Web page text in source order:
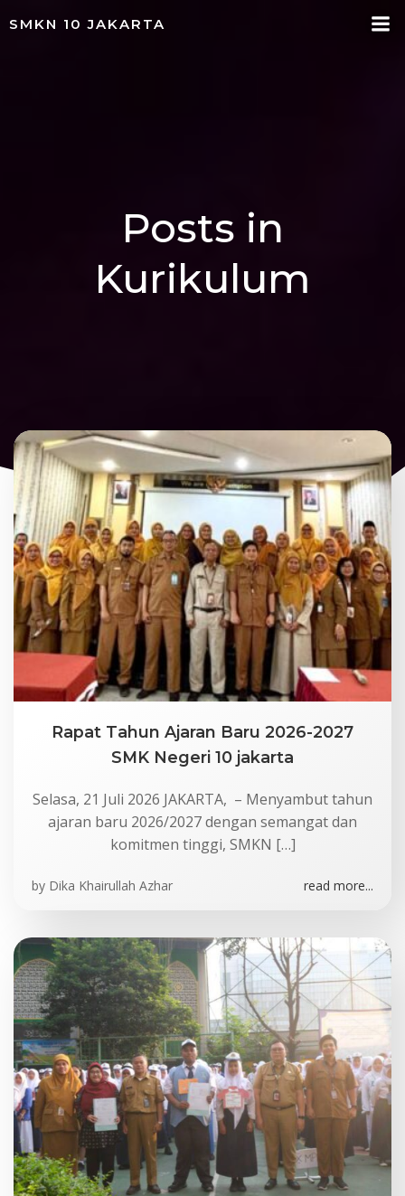
SMKN 10 JAKARTA
Posts in
Kurikulum
Rapat Tahun Ajaran Baru 2026-2027
SMK Negeri 10 jakarta
Selasa, 21 Juli 2026 JAKARTA, – Menyambut tahun
ajaran baru 2026/2027 dengan semangat dan
komitmen tinggi, SMKN […]
by Dika Khairullah Azhar read more...